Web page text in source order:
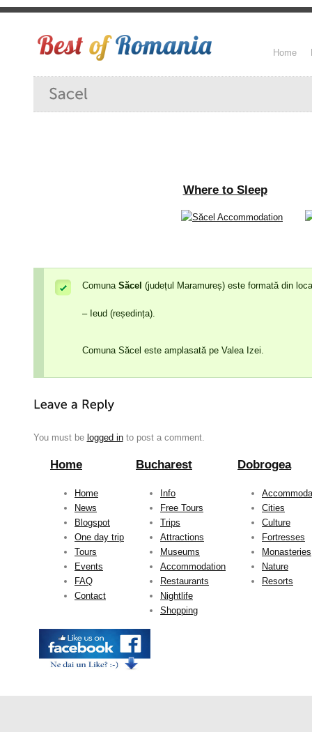
Home
Where to Sleep
Comuna Săcel (județul Maramureș) este formată din
– Ieud (reședința).
Comuna Săcel este amplasată pe Valea Izei.
You must be logged into post a comment.
Home Bucharest Dobrogea
Home
News
Blogspot
One day trip
Tours
Events
FAQ
Contact
Info
Free Tours
Trips
Attractions
Museums
Accommodation
Restaurants
Nightlife
Shopping
Cities
Culture
Fortresses
Monasteries
Nature
Resorts